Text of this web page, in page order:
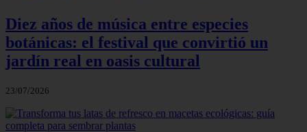
Diez años de música entre especies
botánicas: el festival que convirtió un
jardín real en oasis cultural
23/07/2026